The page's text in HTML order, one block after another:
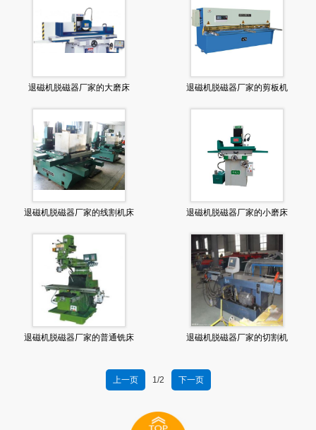
退磁机脱磁器厂家的大磨床 退磁机脱磁器厂家的剪板机
退磁机脱磁器厂家的线割机床 退磁机脱磁器厂家的小磨床
退磁机脱磁器厂家的普通铣床 退磁机脱磁器厂家的切割机
上一页 1/2 下一页